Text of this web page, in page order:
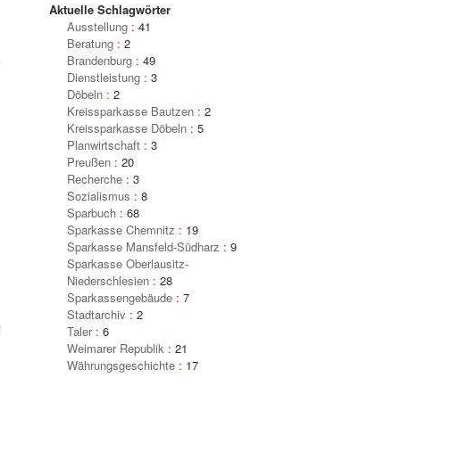
Aktuelle Schlagwörter
Ausstellung: 41
Beratung: 2
Brandenburg: 49
Dienstleistung: 3
Döbeln: 2
Kreissparkasse Bautzen: 2
Kreissparkasse Döbeln: 5
Planwirtschaft: 3
Preußen: 20
Recherche: 3
Sozialismus : 8
Sparbuch: 68
Sparkasse Chemnitz : 19
Sparkasse Mansfeld-Südharz : 9
Sparkasse Oberlausitz-
Niederschlesien: 28
Sparkassengebäude: 7
Stadtarchiv : 2
Taler: 6
Weimarer Republik: 21
Währungsgeschichte: 17